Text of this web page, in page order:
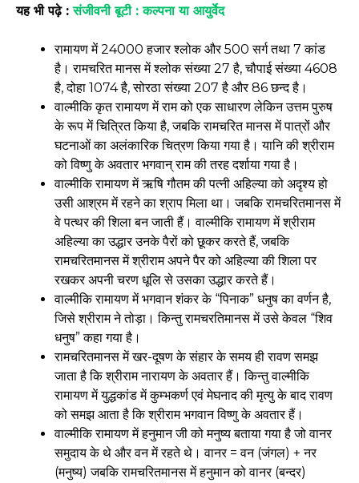
यह भी पढ़े :संजीवनी बूटी : कल्पना या आयुर्वेद
रामायण में 24000 हजार श्लोक और 500 सर्ग तथा 7 कांड
है। रामचरित मानस में श्लोक संख्या 27 है, चौपाई संख्या 4608
है, दोहा 1074 है, सोरठा संख्या 207 है और 86 छन्द है।
वाल्मीकि कृत रामायण में राम को एक साधारण लेकिन उत्तम पुरुष
के रूप में चित्रित किया है, जबकि रामचरित मानस में पात्रों और
घटनाओं का अलंकारिक चित्रण किया गया है। यानि की श्रीराम
को विष्णु के अवतार भगवान् राम की तरह दर्शाया गया है।
वाल्मीकि रामायण में ऋषि गौतम की पत्नी अहिल्या को अदृश्य हो
उसी आश्रम में रहने का श्राप मिला था। जबकि रामचरितमानस में
वे पत्थर की शिला बन जाती हैं। वाल्मीकि रामायण में श्रीराम
अहिल्या का उद्धार उनके पैरों को छूकर करते हैं, जबकि
रामचरितमानस में श्रीराम अपने पैर को अहिल्या की शिला पर
रखकर अपनी चरण धूलि से उसका उद्धार करते हैं।
वाल्मीकि रामायण में भगवान शंकर के “पिनाक” धनुष का वर्णन है,
जिसे श्रीराम ने तोड़ा। किन्तु रामचरतिमानस में उसे केवल “शिव
धनुष” कहा गया है।
रामचरितमानस में खर-दूषण के संहार के समय ही रावण समझ
जाता है कि श्रीराम नारायण के अवतार हैं। किन्तु वाल्मीकि
रामायण में युद्धकांड में कुम्भकर्ण एवं मेघनाद की मृत्यु के बाद रावण
को समझ आता है कि श्रीराम भगवान विष्णु के अवतार हैं।
वाल्मीकि रामायण में हनुमान जी को मनुष्य बताया गया है जो वानर
समुदाय के थे और वन में रहते थे। वानर = वन (जंगल) + नर
(मनुष्य) जबकि रामचरितमानस में हनुमान को वानर (बन्दर)